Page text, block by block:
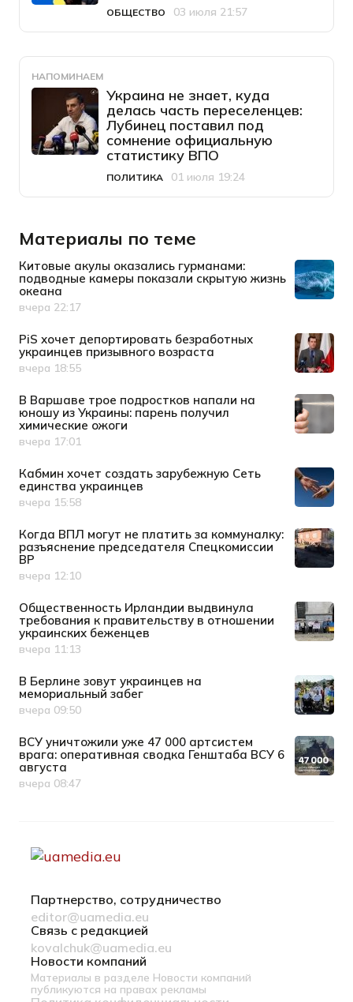
Категория
ОБЩЕСТВО
Дата публикации
03 июля 21:57
НАПОМИНАЕМ
Украина не знает, куда
делась часть переселенцев:
Лубинец поставил под
сомнение официальную
статистику ВПО
Категория
ПОЛИТИКА
Дата публикации
01 июля 19:24
Материалы по теме
Китовые акулы оказались гурманами:
подводные камеры показали скрытую жизнь
океана
Дата публикации
вчера 22:17
PiS хочет депортировать безработных
украинцев призывного возраста
Дата публикации
вчера 18:55
В Варшаве трое подростков напали на
юношу из Украины: парень получил
химические ожоги
Дата публикации
вчера 17:01
Кабмин хочет создать зарубежную Сеть
единства украинцев
Дата публикации
вчера 15:58
Когда ВПЛ могут не платить за коммуналку:
разъяснение председателя Спецкомиссии
ВР
Дата публикации
вчера 12:10
Общественность Ирландии выдвинула
требования к правительству в отношении
украинских беженцев
Дата публикации
вчера 11:13
В Берлине зовут украинцев на
мемориальный забег
Дата публикации
вчера 09:50
ВСУ уничтожили уже 47 000 артсистем
врага: оперативная сводка Генштаба ВСУ 6
августа
Дата публикации
вчера 08:47
Партнерство, сотрудничество
editor@uamedia.eu
Связь с редакцией
kovalchuk@uamedia.eu
Новости компаний
Материалы в разделе Новости компаний
публикуются на правах рекламы